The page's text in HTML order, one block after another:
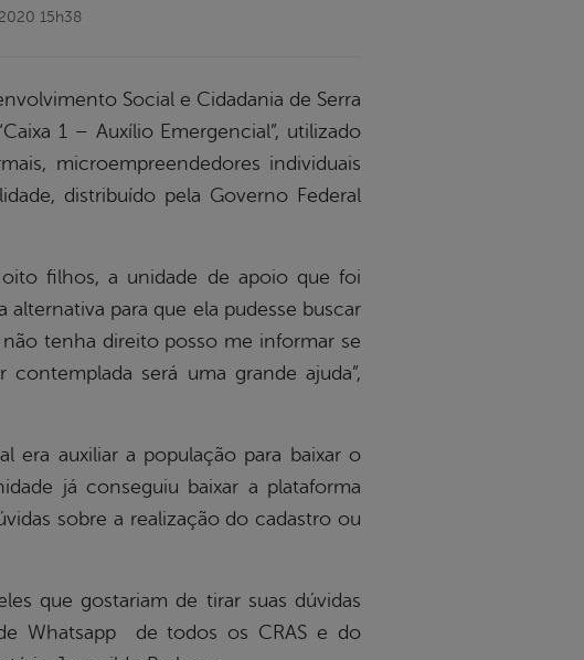
15h38
Social e Cidadania de Serra
1 – Auxílio Emergencial”, utilizado
microempreendedores individuais
distribuído pela Governo Federal
filhos, a unidade de apoio que foi
para que ela pudesse buscar
tenha direito posso me informar se
será uma grande ajuda”,
era auxiliar a população para baixar o
já conseguiu baixar a plataforma
sobre a realização do cadastro ou
que gostariam de tirar suas dúvidas
Whatsapp de todos os CRAS e do